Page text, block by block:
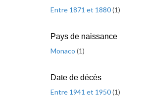
Entre 1871 et 1880(1)
Pays de naissance
Monaco (1)
Date de décès
Entre 1941 et 1950(1)